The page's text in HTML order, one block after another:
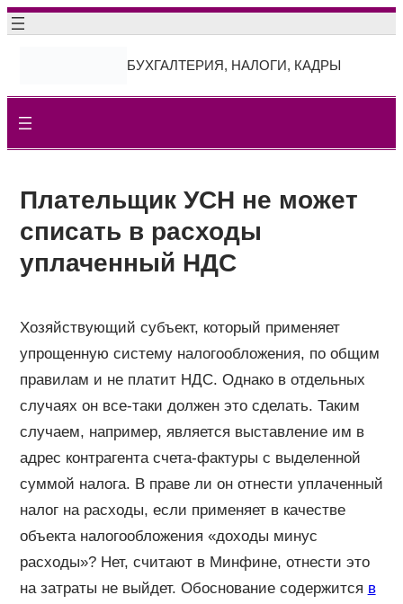
Перейти
БУХГАЛТЕРИЯ, НАЛОГИ, КАДРЫ
Плательщик УСН не может
списать в расходы
уплаченный НДС
Хозяйствующий субъект, который применяет
упрощенную систему налогообложения, по общим
правилам и не платит НДС. Однако в отдельных
случаях он все-таки должен это сделать. Таким
случаем, например, является выставление им в
адрес контрагента счета-фактуры с выделенной
суммой налога. В праве ли он отнести уплаченный
налог на расходы, если применяет в качестве
объекта налогообложения «доходы минус
расходы»? Нет, считают в Минфине, отнести это
на затраты не выйдет. Обоснование содержится в